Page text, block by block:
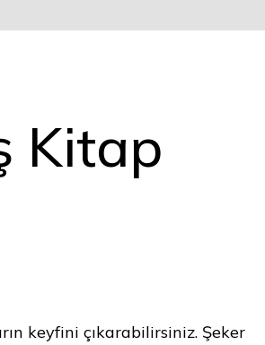
Kitap
keyfini çıkarabilirsiniz. Şeker